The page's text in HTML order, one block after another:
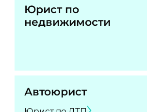
Юрист по
недвижимости
Автоюрист